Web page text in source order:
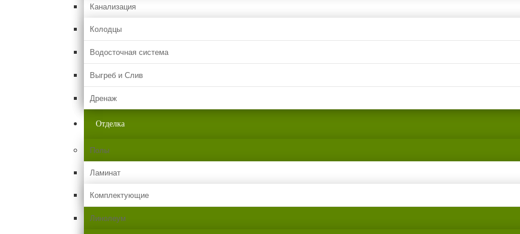
Канализация
Колодцы
Водосточная система
Выгреб и Слив
Дренаж
Отделка
Полы
Ламинат
Комплектующие
Линолеум